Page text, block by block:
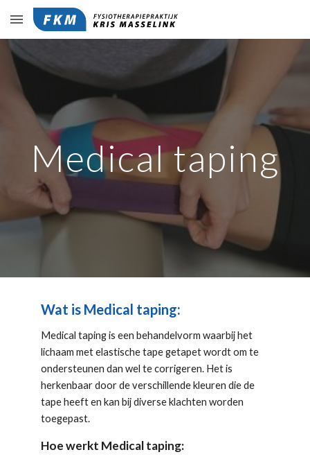
Skip to main content
Medical taping
Wat is Medical taping:
Medical taping is een behandelvorm waarbij het
lichaam met elastische tape getapet wordt om te
ondersteunen dan wel te corrigeren. Het is
herkenbaar door de verschillende kleuren die de
tape heeft en kan bij diverse klachten worden
toegepast.
Hoe werkt Medical taping: